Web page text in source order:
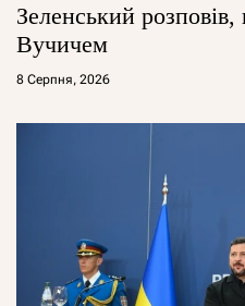
Зеленський
Вучичем
8 Серпня, 2026